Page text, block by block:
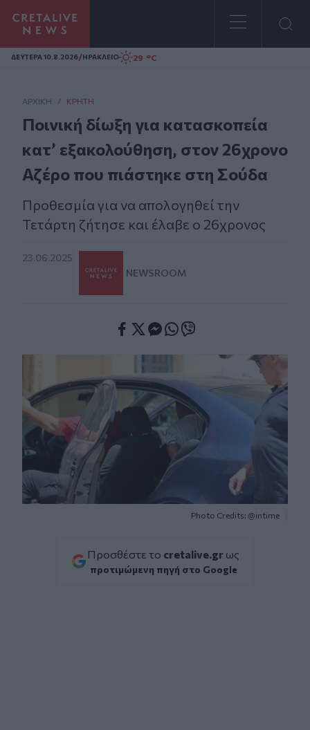
Homepage
ΔΕΥΤΕΡΑ 10.8.2026/ΗΡΑΚΛΕΙΟ 29 °C
ΑΡΧΙΚΗ / ΚΡΉΤΗ
Ποινική δίωξη για κατασκοπεία
κατ’ εξακολούθηση, στον 26χρονο
Αζέρο που πιάστηκε στη Σούδα
Προθεσμία για να απολογηθεί την
Τετάρτη ζήτησε και έλαβε ο 26χρονος
23.06.2025
NEWSROOM
Photo Credits: @intime
Προσθέστε το cretalive.gr ως
προτιμώμενη πηγή στο Google